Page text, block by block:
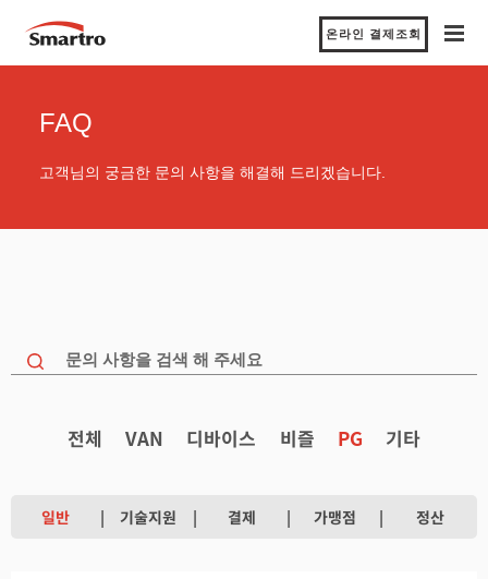
온라인 결제조회
FAQ
고객님의 궁금한 문의 사항을 해결해 드리겠습니다.
전체 VAN 디바이스 비즐 PG 기타
일반 기술지원 결제 가맹점 정산